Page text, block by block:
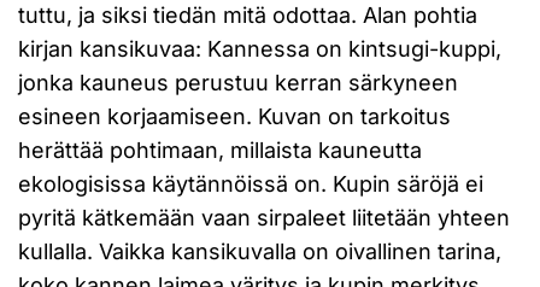
tuttu, ja siksi tiedän mitä odottaa. Alan pohtia
kirjan kansikuvaa: Kannessa on kintsugi-kuppi,
jonka kauneus perustuu kerran särkyneen
esineen korjaamiseen. Kuvan on tarkoitus
herättää pohtimaan, millaista kauneutta
ekologisissa käytännöissä on. Kupin säröjä ei
pyritä kätkemään vaan sirpaleet liitetään yhteen
kullalla. Vaikka kansikuvalla on oivallinen tarina,